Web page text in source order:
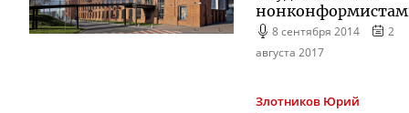
8 сентября 2014
2
августа 2017
Злотников Юрий